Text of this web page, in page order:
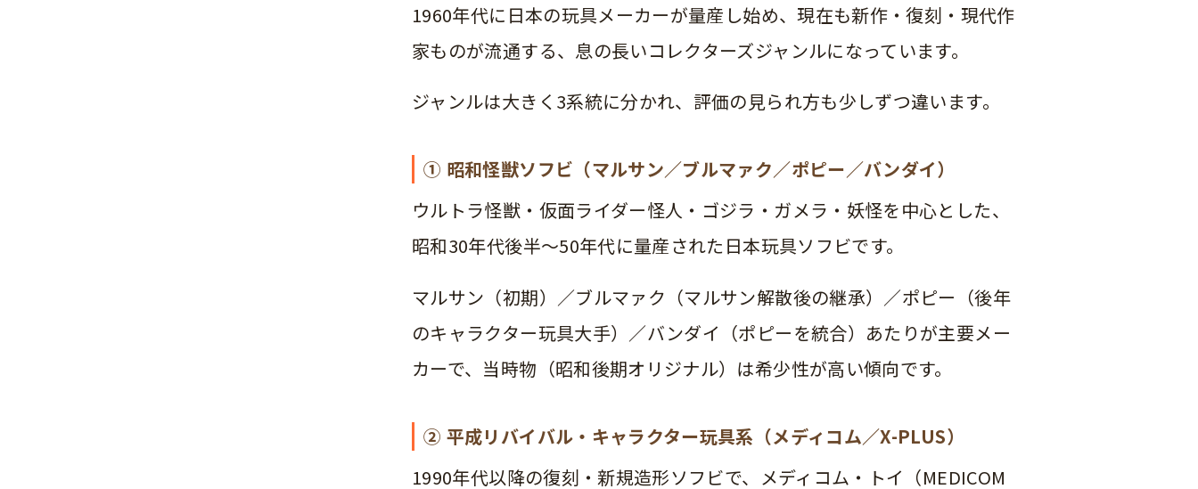
1960年代に日本の玩具メーカーが量産し始め、現在も新作・復刻・現代作
家ものが流通する、息の長いコレクターズジャンルになっています。
ジャンルは大きく3系統に分かれ、評価の見られ方も少しずつ違います。
① 昭和怪獣ソフビ（マルサン／ブルマァク／ポピー／バンダイ）
ウルトラ怪獣・仮面ライダー怪人・ゴジラ・ガメラ・妖怪を中心とした、
昭和30年代後半〜50年代に量産された日本玩具ソフビです。
マルサン（初期）／ブルマァク（マルサン解散後の継承）／ポピー（後年
のキャラクター玩具大手）／バンダイ（ポピーを統合）あたりが主要メー
カーで、当時物（昭和後期オリジナル）は希少性が高い傾向です。
② 平成リバイバル・キャラクター玩具系（メディコム／X-PLUS）
1990年代以降の復刻・新規造形ソフビで、メディコム・トイ（MEDICOM